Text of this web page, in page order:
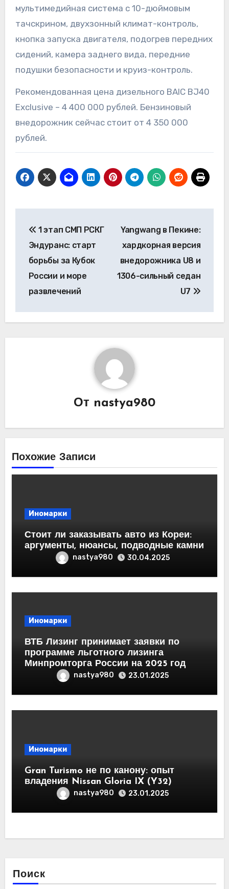
мультимедийная система с 10-дюймовым
тачскрином, двухзонный климат-контроль,
кнопка запуска двигателя, подогрев передних
сидений, камера заднего вида, передние
подушки безопасности и круиз-контроль.
Рекомендованная цена дизельного BAIC BJ40
Exclusive – 4 400 000 рублей. Бензиновый
внедорожник сейчас стоит от 4 350 000
рублей.
по
записям
1 этап СМП РСКГ
Эндуранс: старт
борьбы за Кубок
России и море
развлечений
Yangwang в Пекине:
хардкорная версия
внедорожника U8 и
1306-сильный седан
U7
От nastya980
Похожие Записи
Иномарки
Стоит ли заказывать авто из Кореи:
аргументы, нюансы, подводные камни
nastya980 30.04.2025
Иномарки
ВТБ Лизинг принимает заявки по
программе льготного лизинга
Минпромторга России на 2025 год
nastya980 23.01.2025
Иномарки
Gran Turismo не по канону: опыт
владения Nissan Gloria IX (Y32)
nastya980 23.01.2025
Поиск